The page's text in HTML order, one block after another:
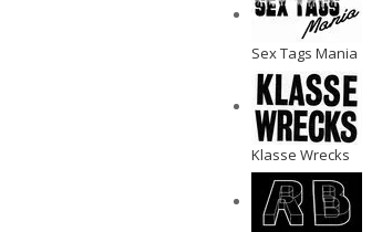
Sex Tags Mania
Klasse Wrecks